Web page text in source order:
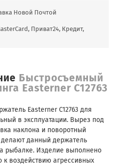
Новой Почтой
Приват24, Кредит,
Быстросъемный
Easterner C12763
Easterner C12763 для
в эксплуатации. Вырез под
наклона и поворотный
данный держатель
рыбалке. Изделие выполнено
к воздействию агрессивных